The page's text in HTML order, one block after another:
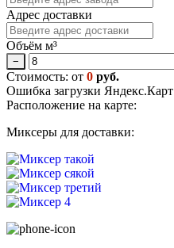
Адрес доставки
Объём м³
−
Стоимость: от 0 руб.
Ошибка загрузки Яндекс.Карт
Расположение на карте:
Миксеры для доставки: